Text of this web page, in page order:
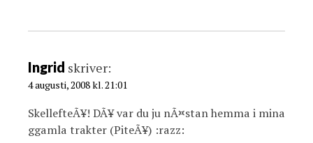
Ingrid skriver:
4 augusti, 2008 kl. 21:01
SkellefteÃ¥! DÃ¥ var du ju nÃ¤stan hemma i mina
ggamla trakter (PiteÃ¥) :razz: